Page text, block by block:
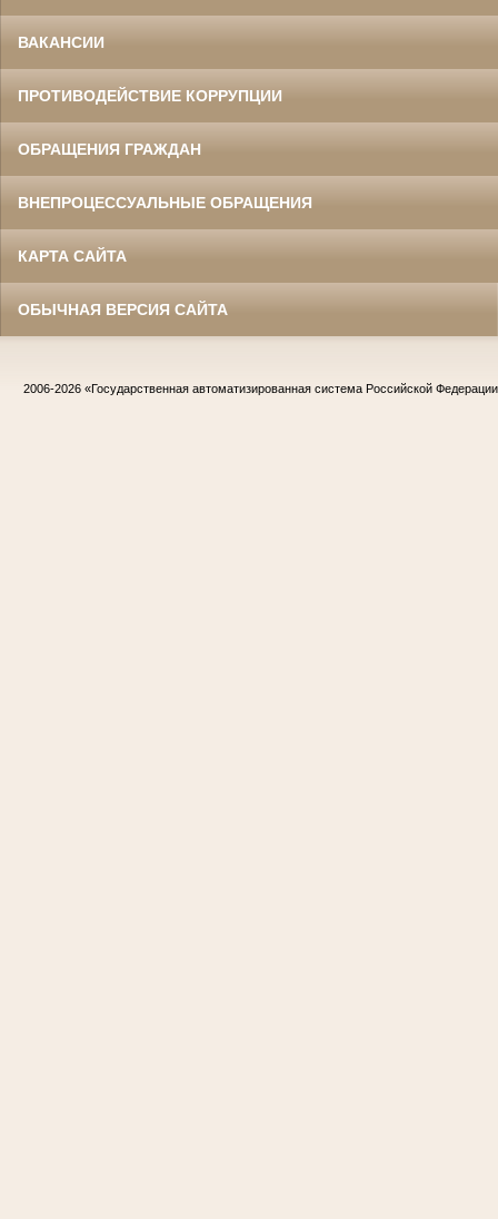
ВАКАНСИИ
ПРОТИВОДЕЙСТВИЕ КОРРУПЦИИ
ОБРАЩЕНИЯ ГРАЖДАН
ВНЕПРОЦЕССУАЛЬНЫЕ ОБРАЩЕНИЯ
КАРТА САЙТА
ОБЫЧНАЯ ВЕРСИЯ САЙТА
2006-2026 «Государственная автоматизированная система Российской